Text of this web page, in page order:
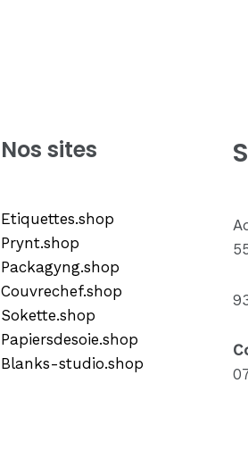
Nos sites
Etiquettes.shop
Prynt.shop
Packagyng.shop
Couvrechef.shop
Sokette.shop
Papiersdesoie.shop
Blanks-studio.shop